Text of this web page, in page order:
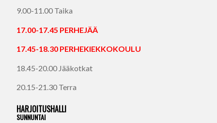
9.00-11.00 Taika
17.00-17.45 PERHEJÄÄ
17.45-18.30 PERHEKIEKKOKOULU
18.45-20.00 Jääkotkat
20.15-21.30 Terra
HARJOITUSHALLI
SUNNUNTAI